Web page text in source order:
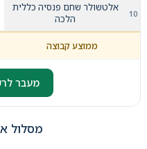
אלטשולר שחם פנסיה כללית
הלכה
ממוצע קבוצה
מעבר
מסלול